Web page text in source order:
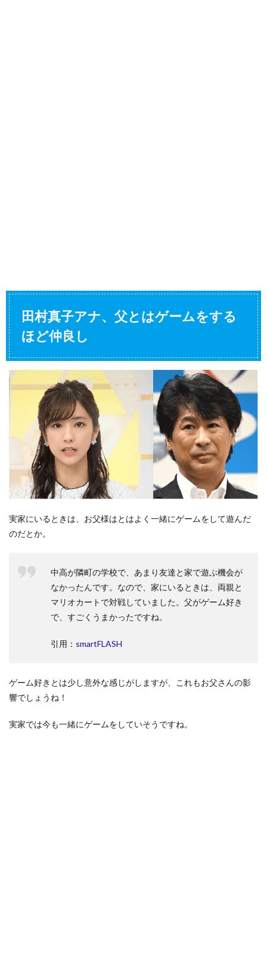
田村真子アナ、父とはゲームをする
ほど仲良し
実家にいるときは、お父様はとはよく一緒にゲームをして遊んだ
のだとか。
中高が隣町の学校で、あまり友達と家で遊ぶ機会が
なかったんです。なので、家にいるときは、両親と
マリオカートで対戦していました。父がゲーム好き
で、すごくうまかったですね。
引用： smartFLASH
ゲーム好きとは少し意外な感じがしますが、これもお父さんの影
響でしょうね！
実家では今も一緒にゲームをしていそうですね。